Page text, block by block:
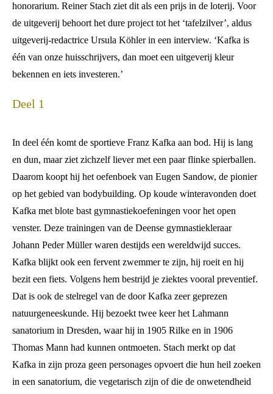
honorarium. Reiner Stach ziet dit als een prijs in de loterij. Voor
de uitgeverij behoort het dure project tot het ‘tafelzilver’, aldus
uitgeverij-redactrice Ursula Köhler in een interview. ‘Kafka is
één van onze huisschrijvers, dan moet een uitgeverij kleur
bekennen en iets investeren.’
Deel 1
In deel één komt de sportieve Franz Kafka aan bod. Hij is lang
en dun, maar ziet zichzelf liever met een paar flinke spierballen.
Daarom koopt hij het oefenboek van Eugen Sandow, de pionier
op het gebied van bodybuilding. Op koude winteravonden doet
Kafka met blote bast gymnastiekoefeningen voor het open
venster. Deze trainingen van de Deense gymnastiekleraar
Johann Peder Müller waren destijds een wereldwijd succes.
Kafka blijkt ook een fervent zwemmer te zijn, hij roeit en hij
bezit een fiets. Volgens hem bestrijd je ziektes vooral preventief.
Dat is ook de stelregel van de door Kafka zeer geprezen
natuurgeneeskunde. Hij bezoekt twee keer het Lahmann
sanatorium in Dresden, waar hij in 1905 Rilke en in 1906
Thomas Mann had kunnen ontmoeten. Stach merkt op dat
Kafka in zijn proza geen personages opvoert die hun heil zoeken
in een sanatorium, die vegetarisch zijn of die de onwetendheid